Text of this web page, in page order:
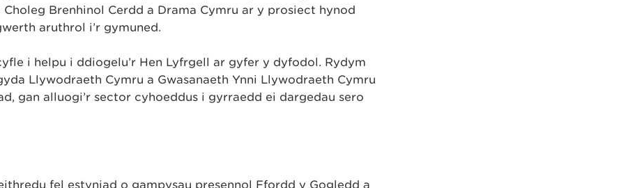
Brenhinol Cerdd a Drama Cymru ar y prosiect hynod
aruthrol i’r gymuned.
i helpu i ddiogelu’r Hen Lyfrgell ar gyfer y dyfodol. Rydym
Llywodraeth Cymru a Gwasanaeth Ynni Llywodraeth Cymru
gan alluogi’r sector cyhoeddus i gyrraedd ei dargedau sero
fel estyniad o gampysau presennol Ffordd y Gogledd a